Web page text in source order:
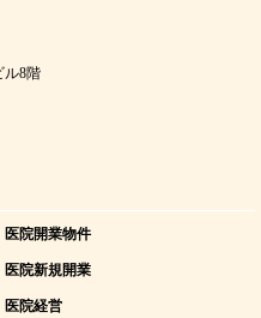
ル8階
医院開業物件
医院新規開業
医院経営